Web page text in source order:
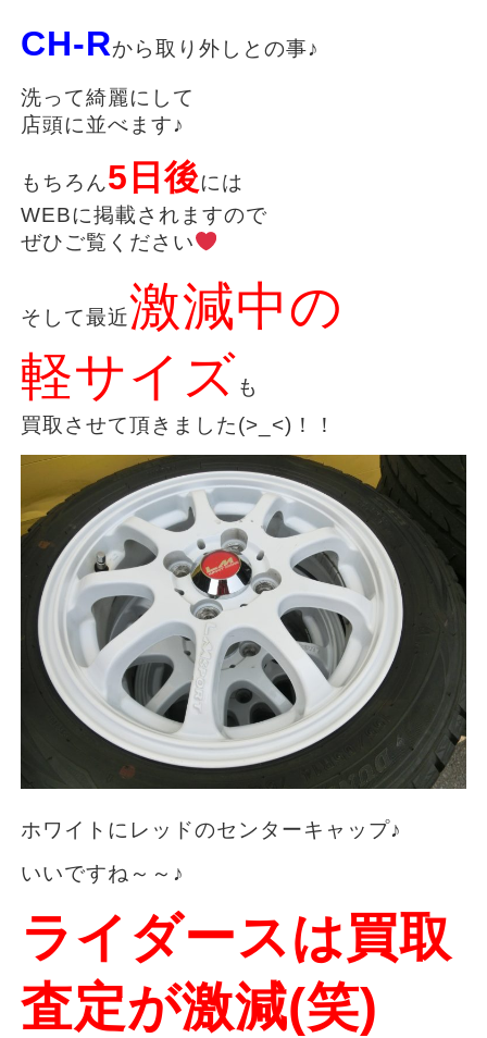
CH-Rから取り外しとの事♪
洗って綺麗にして
店頭に並べます♪
もちろん5日後には
WEBに掲載されますので
ぜひご覧ください
そして最近激減中の
軽サイズも
買取させて頂きました(>_<)！！
ホワイトにレッドのセンターキャップ♪
いいですね～～♪
ライダースは買取
査定が激減(笑)